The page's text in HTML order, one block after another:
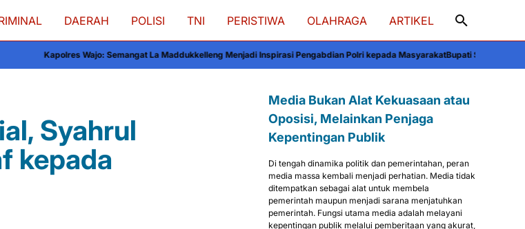
DAERAH POLISI TNI PERISTIWA OLAHRAGA ARTIKEL
Semangat La Maddukkelleng Menjadi Inspirasi Pengabdian Polri kepada MasyarakatBupati Soppeng Sambut Kapolres:
Syahrul
kepada
Media Bukan Alat Kekuasaan atau
Oposisi, Melainkan Penjaga
Kepentingan Publik
Di tengah dinamika politik dan pemerintahan, peran
media massa kembali menjadi perhatian. Media tidak
ditempatkan sebagai alat untuk membela
pemerintah maupun menjadi sarana menjatuhkan
pemerintah. Fungsi utama media adalah melayani
kepentingan publik melalui pemberitaan yang akurat,